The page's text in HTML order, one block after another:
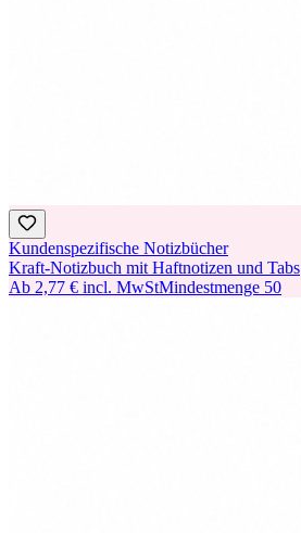
Kundenspezifische Notizbücher
Kraft-Notizbuch mit Haftnotizen und Tabs
Ab 2,77 € incl. MwStMindestmenge 50